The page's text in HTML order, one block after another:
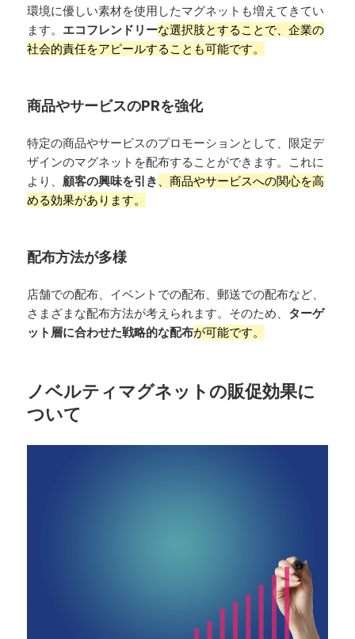
環境に優しい素材を使用したマグネットも増えてきてい
ます。 エコフレンドリーな選択肢とすることで、企業の
社会的責任をアピールすることも可能です。
商品やサービスのPRを強化
特定の商品やサービスのプロモーションとして、限定デ
ザインのマグネットを配布することができます。これに
より、顧客の興味を引き 、商品やサービスへの関心を高
める効果があります。
配布方法が多様
店舗での配布、イベントでの配布、郵送での配布など、
さまざまな配布方法が考えられます。そのため、 ターゲ
ット層に合わせた戦略的な配布が可能です。
ノベルティマグネットの販促効果に
ついて